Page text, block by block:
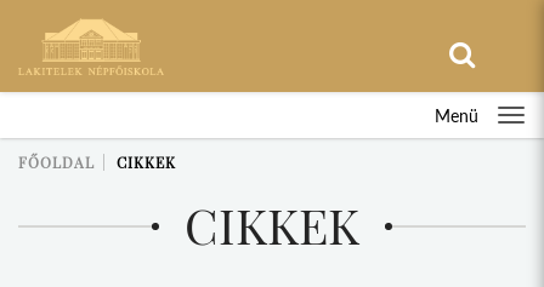
Menü
FŐOLDAL CIKKEK
CIKKEK